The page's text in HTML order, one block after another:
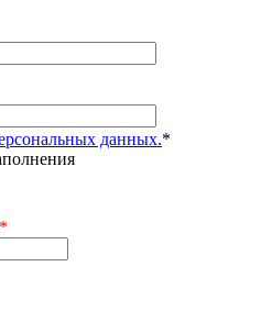
данных.*
*